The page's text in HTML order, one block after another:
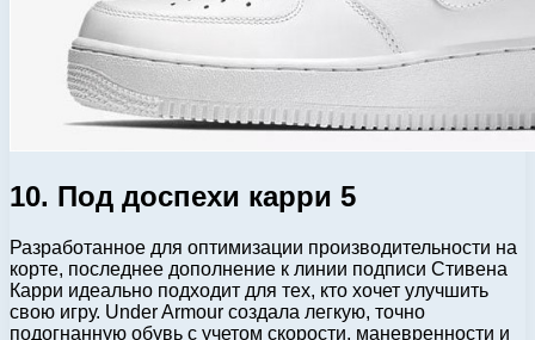
10. Под доспехи карри 5
Разработанное для оптимизации производительности на
корте, последнее дополнение к линии подписи Стивена
Карри идеально подходит для тех, кто хочет улучшить
свою игру. Under Armour создала легкую, точно
подогнанную обувь с учетом скорости, маневренности и